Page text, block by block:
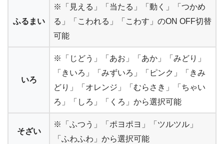
ふるまい
※「見える」「当たる」「動く」「つかめ
る」「こわれる」「こわす」のON OFF切替
可能
いろ
※「じどう」「あお」「あか」「みどり」
「きいろ」「みずいろ」「ピンク」「きみ
どり」「オレンジ」「むらさき」「ちゃい
ろ」「しろ」「くろ」から選択可能
そざい
※「ふつう」「ポヨポヨ」「ツルツル」
「ふわふわ」から選択可能